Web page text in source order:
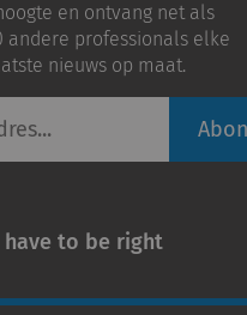
en ontvang net als
andere professionals elke
nieuws op maat.
have to be right